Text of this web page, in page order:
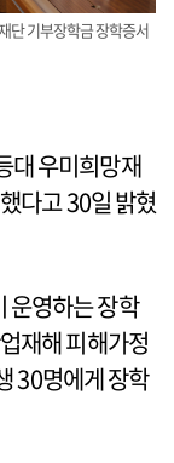
단 기부장학금 장학증서
대 우미희망재
다고 30일 밝혔
운영하는 장학
재해 피해가정
30명에게 장학